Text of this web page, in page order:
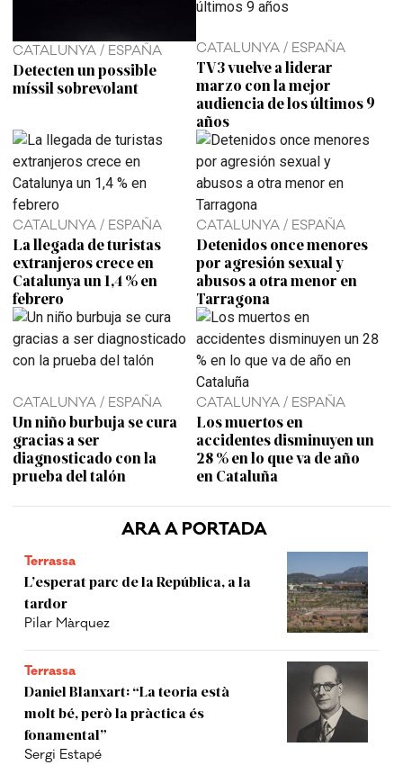
ARA A PORTADA
Terrassa
L’esperat parc de la República, a la
tardor
Pilar Màrquez
Terrassa
Daniel Blanxart: “La teoria està
molt bé, però la pràctica és
fonamental”
Sergi Estapé
CATALUNYA / ESPAÑA
Detecten un possible
míssil sobrevolant
CATALUNYA / ESPAÑA
TV3 vuelve a liderar
marzo con la mejor
audiencia de los últimos 9
años
CATALUNYA / ESPAÑA
La llegada de turistas
extranjeros crece en
Catalunya un 1,4 % en
febrero
CATALUNYA / ESPAÑA
Detenidos once menores
por agresión sexual y
abusos a otra menor en
Tarragona
CATALUNYA / ESPAÑA
Un niño burbuja se cura
gracias a ser
diagnosticado con la
prueba del talón
CATALUNYA / ESPAÑA
Los muertos en
accidentes disminuyen un
28 % en lo que va de año
en Cataluña